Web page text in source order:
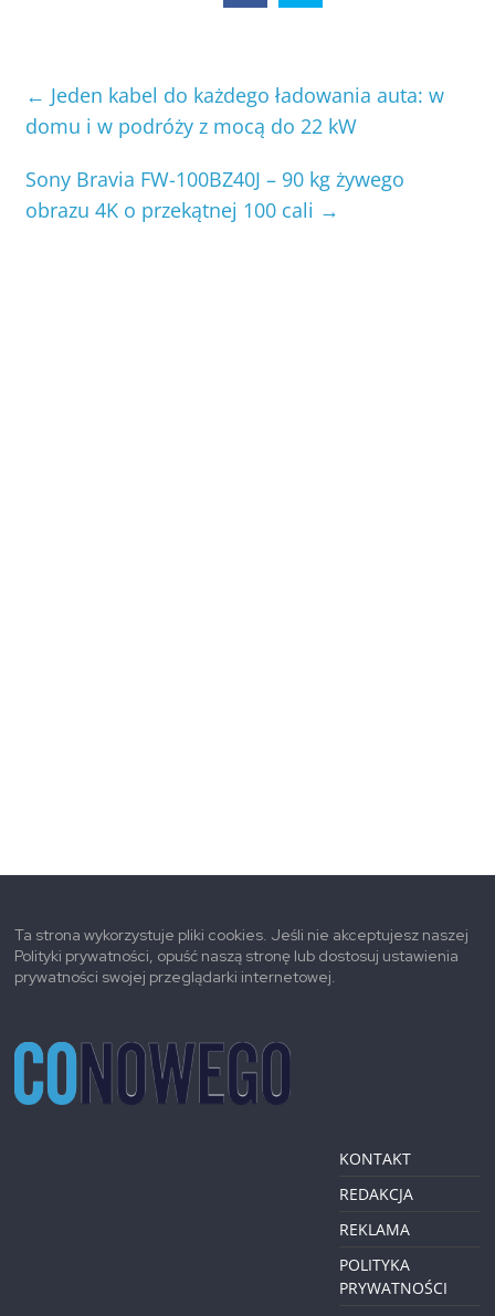
← Jeden kabel do każdego ładowania auta: w
domu i w podróży z mocą do 22 kW
Sony Bravia FW-100BZ40J – 90 kg żywego
obrazu 4K o przekątnej 100 cali →
Ta strona wykorzystuje pliki cookies. Jeśli nie akceptujesz naszej
Polityki prywatności, opuść naszą stronę lub dostosuj ustawienia
prywatności swojej przeglądarki internetowej.
KONTAKT
REDAKCJA
REKLAMA
POLITYKA
PRYWATNOŚCI